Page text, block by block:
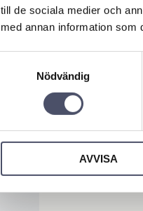
till de sociala medier och
med annan information som
Nödvändig
AVVISA